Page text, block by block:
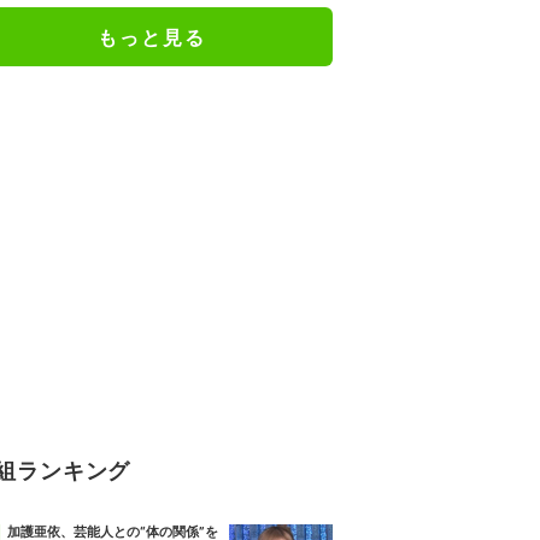
もっと見る
ランキング
加護亜依、芸能人との“体の関係”を